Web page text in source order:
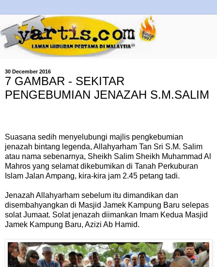
30 December 2016
7 GAMBAR - SEKITAR
PENGEBUMIAN JENAZAH S.M.SALIM
Suasana sedih menyelubungi majlis pengkebumian
jenazah bintang legenda, Allahyarham Tan Sri S.M. Salim
atau nama sebenarnya, Sheikh Salim Sheikh Muhammad Al
Mahros yang selamat dikebumikan di Tanah Perkuburan
Islam Jalan Ampang, kira-kira jam 2.45 petang tadi.
Jenazah Allahyarham sebelum itu dimandikan dan
disembahyangkan di Masjid Jamek Kampung Baru selepas
solat Jumaat. Solat jenazah diimankan Imam Kedua Masjid
Jamek Kampung Baru, Azizi Ab Hamid.